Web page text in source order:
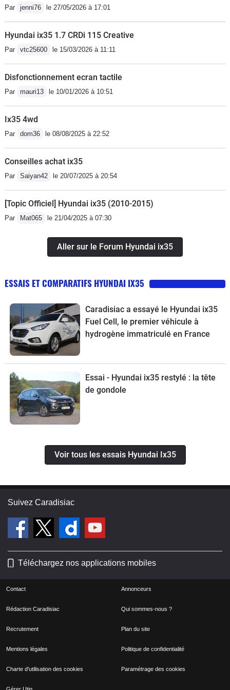
Par jenni76 le 27/05/2026 à 17:01
Hyundai ix35 1.7 CRDi 115 Creative
Par vtc25600 le 15/03/2026 à 11:11
Disfonctionnement ecran tactile
Par mauri13 le 10/01/2026 à 10:51
Ix35 4wd
Par dom36 le 08/08/2025 à 22:52
Conseilles achat ix35
Par Saiyan42 le 20/07/2025 à 20:54
[Topic Officiel] Hyundai ix35 (2010-2015)
Par Mat065 le 21/04/2025 à 07:30
Aller sur le Forum Hyundai ix35
ESSAIS ET COMPARATIFS HYUNDAI IX35
Caradisiac a essayé le Hyundai ix35
Fuel Cell, le premier véhicule à
hydrogène immatriculé en France
Essai - Hyundai ix35 restylé : la tête
de gondole
Voir tous les essais Hyundai Ix35
Suivez Caradisiac
Téléchargez nos applications mobiles
Contact Annonceurs
Rédaction Caradisiac Qui sommes-nous ?
Recrutement Plan du site
Mentions légales Politique de confidentialité
Charte d'utilisation des cookies Paramétrage des cookies